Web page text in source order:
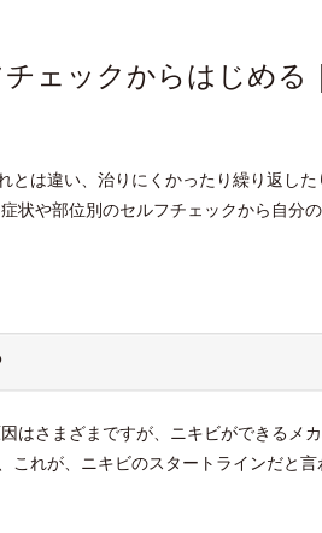
ェックからはじめる
とは違い、治りにくかったり繰り返した
状や部位別のセルフチェックから自分
はさまざまですが、ニキビができるメ
これが、ニキビのスタートラインだと言